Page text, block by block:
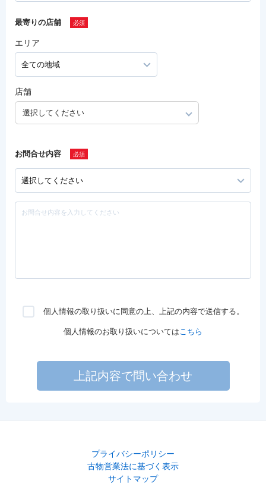
最寄りの店舗
エリア
店舗
選択してください
お問合せ内容
個人情報の取り扱いに同意の上、上記の内容で送信する。
個人情報のお取り扱いについてはこちら
上記内容で問い合わせ
プライバシーポリシー
古物営業法に基づく表示
サイトマップ